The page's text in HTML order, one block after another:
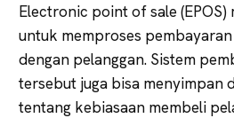
Electronic point of sale
untuk memproses
dengan pelanggan. Sistem
tersebut juga bisa menyimpan
tentang kebiasaan membeli